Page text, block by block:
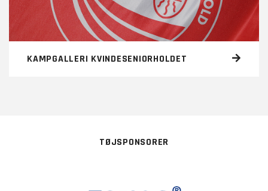
KAMPGALLERI KVINDESENIORHOLDET
TØJSPONSORER